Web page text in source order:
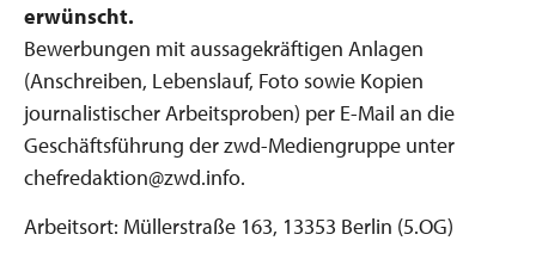
erwünscht.
Bewerbungen mit aussagekräftigen Anlagen
(Anschreiben, Lebenslauf, Foto sowie Kopien
journalistischer Arbeitsproben) per E-Mail an die
Geschäftsführung der zwd-Mediengruppe unter
chefredaktion@zwd.info.
Arbeitsort: Müllerstraße 163, 13353 Berlin (5.OG)